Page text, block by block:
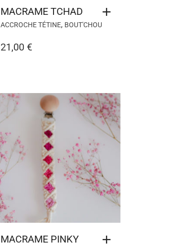
MACRAME TCHAD
ACCROCHE TÉTINE, BOUT'CHOU
21,00 €
MACRAME PINKY